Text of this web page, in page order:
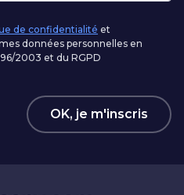
de confidentialité et
données personnelles en
2003 et du RGPD
OK, je m'inscris